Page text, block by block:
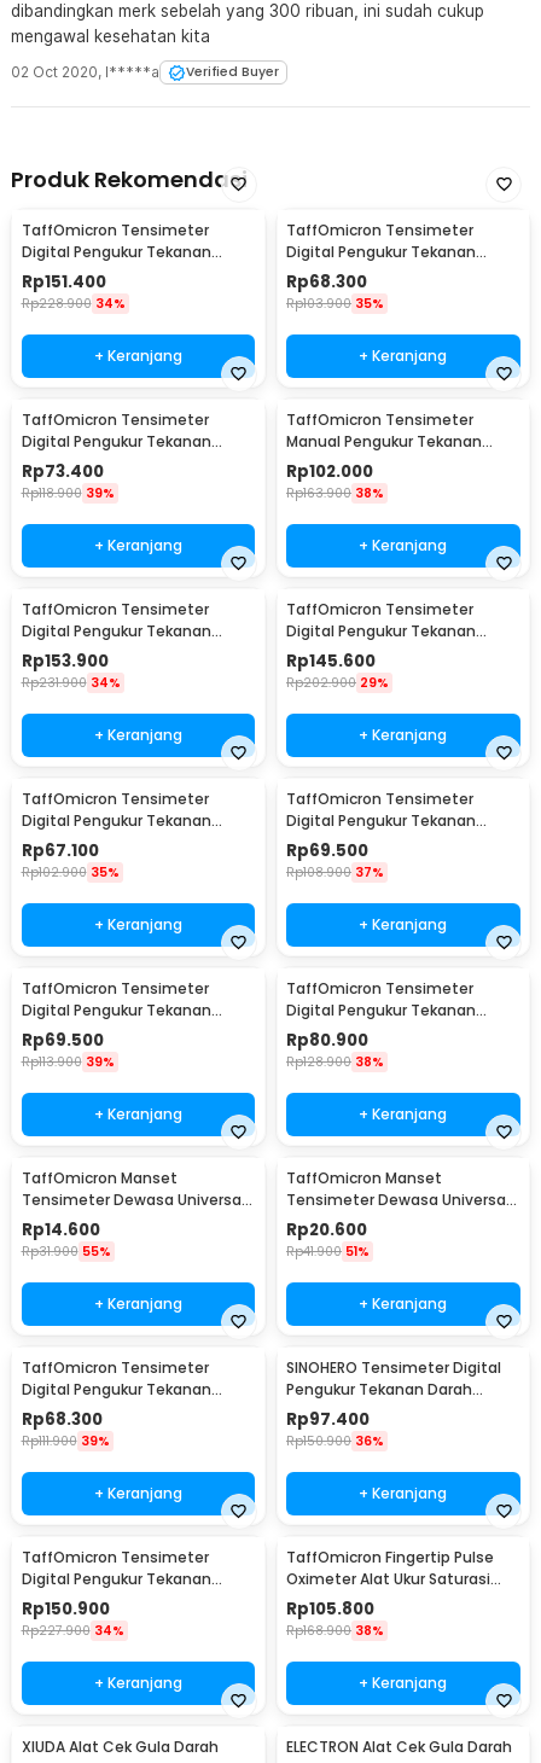
dibandingkan merk sebelah yang 300 ribuan, ini sudah cukup
mengawal kesehatan kita
02 Oct 2020, I*****a Verified Buyer
Produk Rekomendasi
TaffOmicron Tensimeter
Digital Pengukur Tekanan
Darah Bahasa Indonesia -
RAK289
Rp151.400
Rp228.900 34%
+ Keranjang
TaffOmicron Tensimeter
Digital Pengukur Tekanan
Darah English Voice - BW-3205
Rp68.300
Rp103.900 35%
+ Keranjang
TaffOmicron Tensimeter
Digital Pengukur Tekanan
Darah Wrist Monitor - CK-102S
Rp73.400
Rp118.900 39%
+ Keranjang
TaffOmicron Tensimeter
Manual Pengukur Tekanan
Darah Stetoskop Set - 0197
Rp102.000
Rp163.900 38%
+ Keranjang
TaffOmicron Tensimeter
Digital Pengukur Tekanan
Darah Bahasa Indonesia - RAK-
283
Rp153.900
Rp231.900 34%
+ Keranjang
TaffOmicron Tensimeter
Digital Pengukur Tekanan
Darah Dual Power - RAK-283
Rp145.600
Rp202.900 29%
+ Keranjang
TaffOmicron Tensimeter
Digital Pengukur Tekanan
Darah Dual Power - BW-3205
Rp67.100
Rp102.900 35%
+ Keranjang
TaffOmicron Tensimeter
Digital Pengukur Tekanan
Darah English Voice - A01
Rp69.500
Rp108.900 37%
+ Keranjang
TaffOmicron Tensimeter
Digital Pengukur Tekanan
Darah Dual Power without
Voice - BW-750
Rp69.500
Rp113.900 39%
+ Keranjang
TaffOmicron Tensimeter
Digital Pengukur Tekanan
Darah Dual Power with Voice -
BW-750
Rp80.900
Rp128.900 38%
+ Keranjang
TaffOmicron Manset
Tensimeter Dewasa Universal
Arm Cuff Replacement 22-
32cm - B02
Rp14.600
Rp31.900 55%
+ Keranjang
TaffOmicron Manset
Tensimeter Dewasa Universal
Arm Cuff Replacement 22-
48cm - B02
Rp20.600
Rp41.900 51%
+ Keranjang
TaffOmicron Tensimeter
Digital Pengukur Tekanan
Darah Indonesia Voice - BW-
3205
Rp68.300
Rp111.900 39%
+ Keranjang
SINOHERO Tensimeter Digital
Pengukur Tekanan Darah
English Voice - GK102
Rp97.400
Rp150.900 36%
+ Keranjang
TaffOmicron Tensimeter
Digital Pengukur Tekanan
Darah Wrist Monitor - YK-BPW1
Rp150.900
Rp227.900 34%
+ Keranjang
TaffOmicron Fingertip Pulse
Oximeter Alat Ukur Saturasi
Oksigen Darah - YK-80B
Rp105.800
Rp168.900 38%
+ Keranjang
XIUDA Alat Cek Gula Darah
ELECTRON Alat Cek Gula Darah